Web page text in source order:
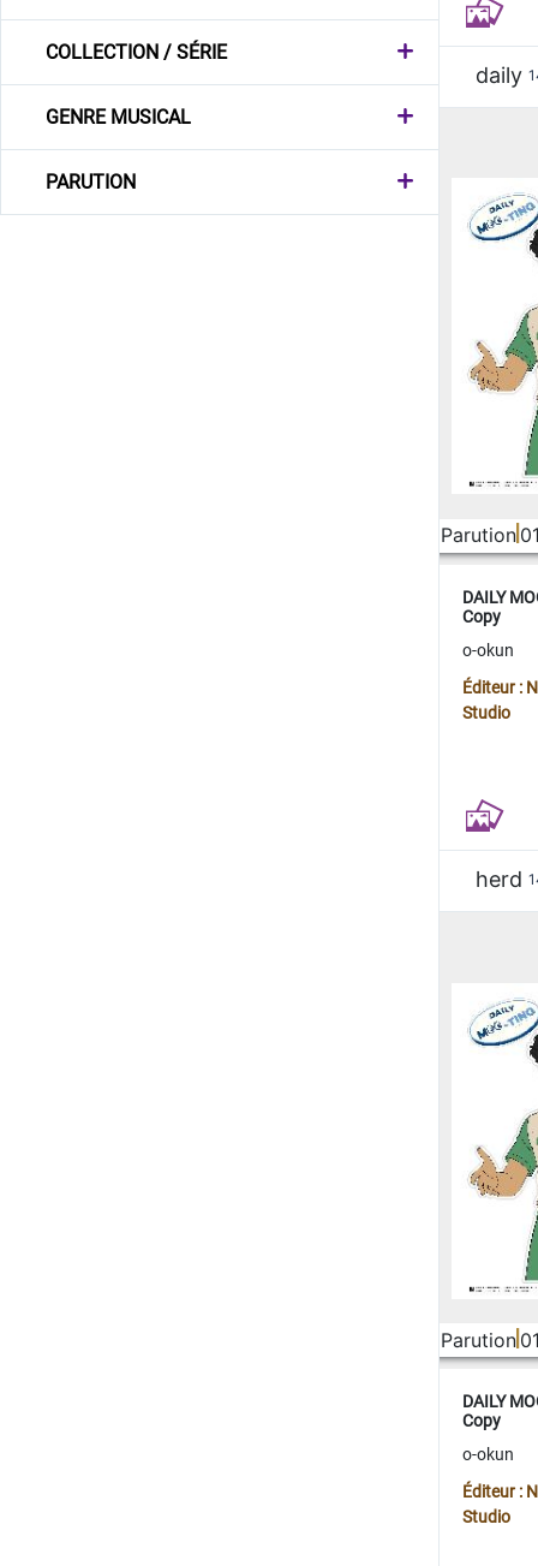
COLLECTION / SÉRIE
GENRE MUSICAL
PARUTION
daily
Parution
DAILY
Copy
o-okun
Éditeur :
Studio
herd
Parution
DAILY
Copy
o-okun
Éditeur :
Studio